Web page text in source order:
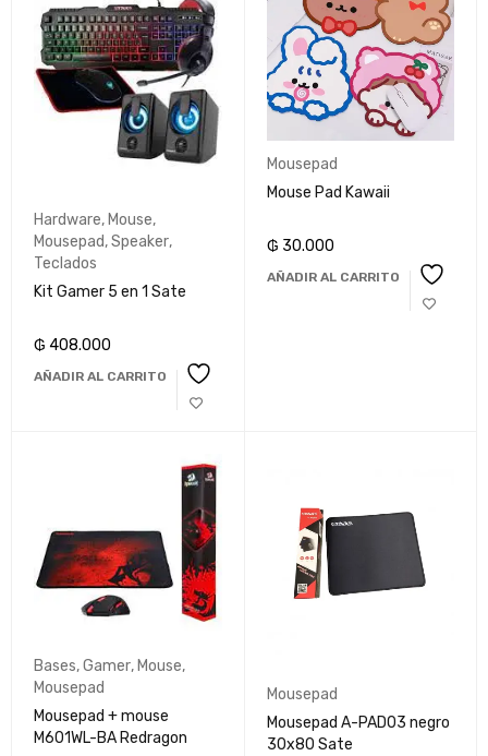
Hardware, Mouse,
Mousepad,Speaker,
Teclados
Kit Gamer 5 en 1 Sate
₲ 408.000
AÑADIR AL CARRITO
Mousepad
Mouse Pad Kawaii
₲ 30.000
AÑADIR AL CARRITO
Bases,Gamer, Mouse,
Mousepad
Mousepad + mouse
M601WL-BA Redragon
Mousepad
Mousepad A-PAD03 negro
30x80 Sate